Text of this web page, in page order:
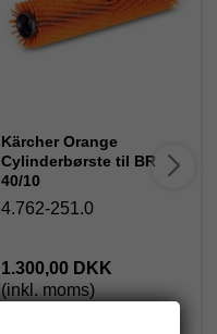
Kärcher Orange
Cylinderbørste til BR
40/10
4.762-251.0
1.300,00 DKK
(inkl. moms)